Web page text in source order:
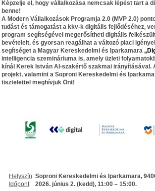
Képzelje el, hogy vállalkozása nemcsak lépést tart a
benne!
A Modern Vállalkozások Programja 2.0 (MVP 2.0)
tudást és támogatást a kkv-k digitális fejlődéséhez,
program segítségével megerősítheti digitális
bevételeit, és gyorsan reagálhat a változó piaci
segítséget a Magyar Kereskedelmi és Iparkamara
intelligencia szemináriuma is, amely üzleti
kínál Kerek István AI-szakértő szakmai irányításával.
projekt, valamint a Soproni Kereskedelmi és
tisztelettel meghívjuk Önt!
Helyszín: Soproni Kereskedelmi és Iparkamara,
Időpont: 2026. június 2. (kedd), 11:00 – 15:00.